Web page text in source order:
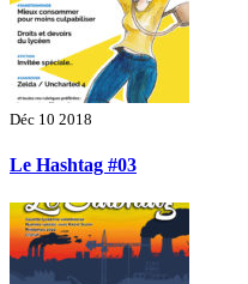
Déc 10 2018
Le Hashtag #03